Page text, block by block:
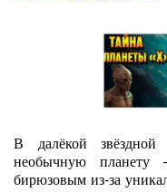
В далёкой звёздной
необычную
бирюзовым из‑за